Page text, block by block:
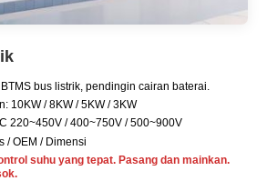
bus listrik, pendingin cairan baterai.
10KW / 8KW / 5KW / 3KW
220~450V / 400~750V / 500~900V
/ OEM / Dimensi
suhu yang tepat. Pasang dan mainkan.